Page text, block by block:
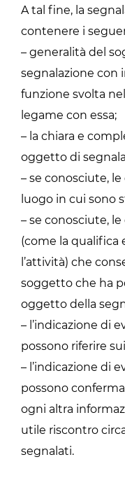
A tal fine, la
contenere i
– generalità del
segnalazione con
funzione svolta
legame con essa;
– la chiara e
oggetto di
– se conosciute,
luogo in cui sono
– se conosciute,
(come la qualifica
l’attività) che
soggetto che ha
oggetto della
– l’indicazione di
possono riferire
– l’indicazione di
possono
ogni altra
utile riscontro
segnalati.